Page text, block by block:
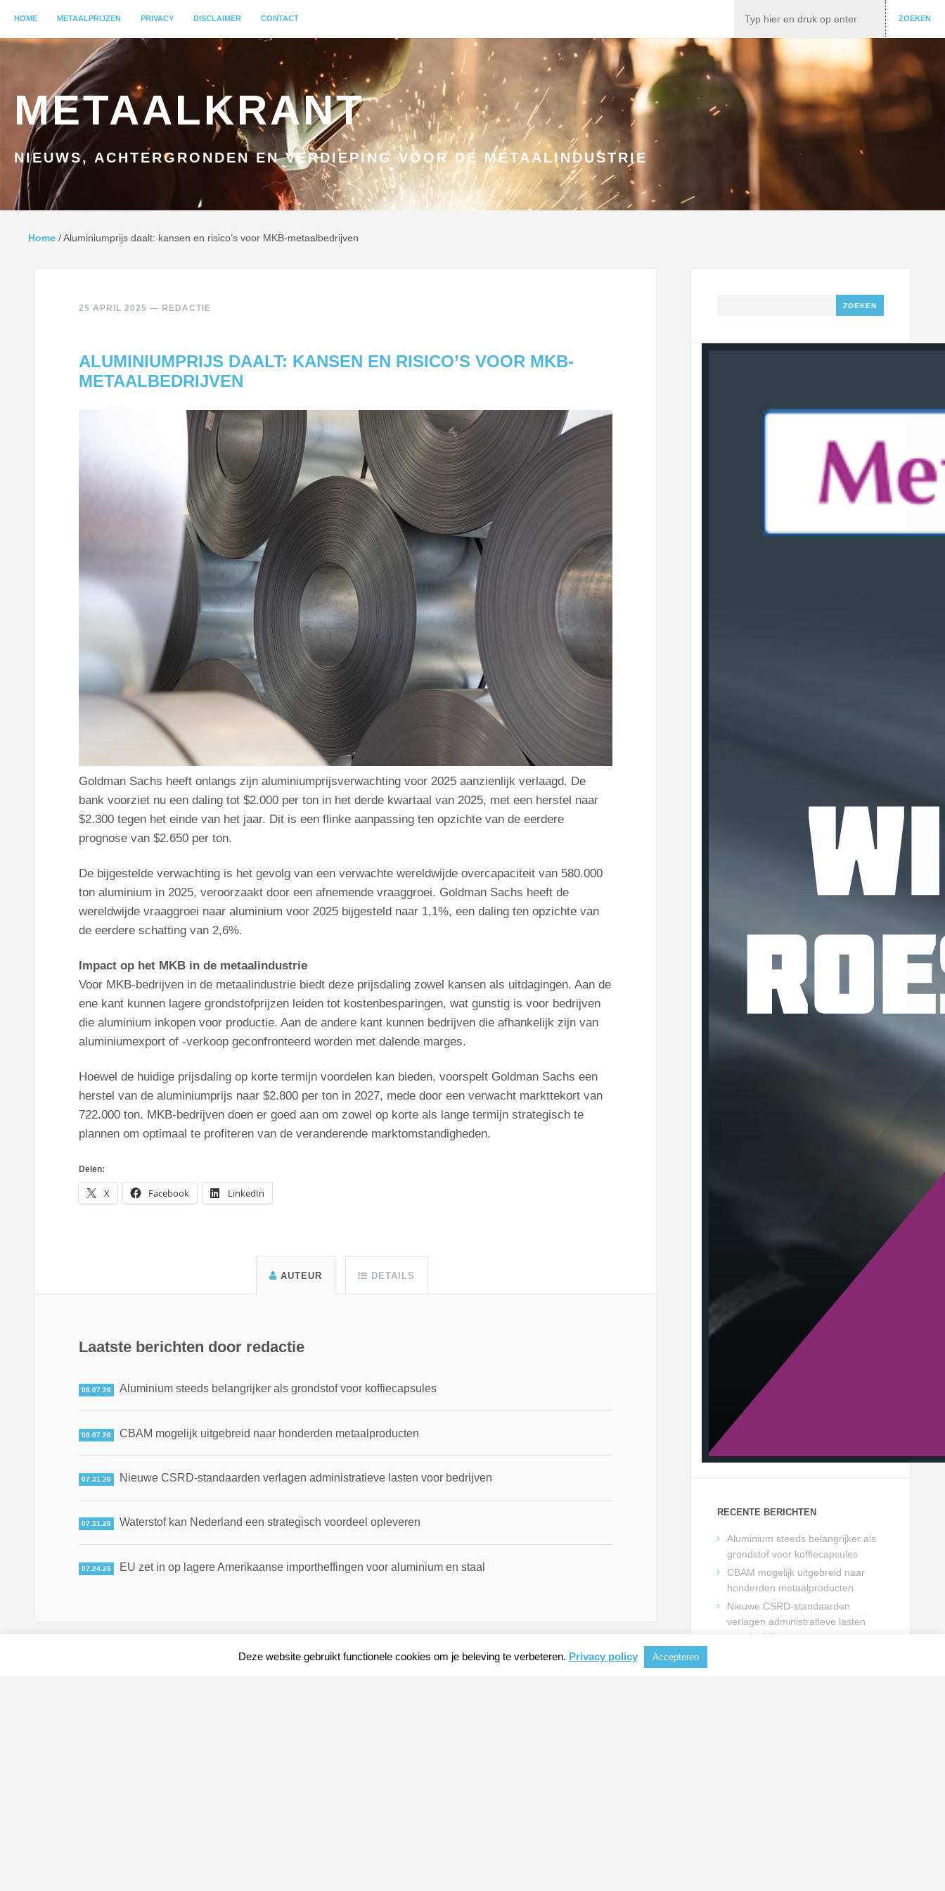
GA NAAR INHOUD
HOME METAALPRIJZEN PRIVACY DISCLAIMER CONTACT ZOEKEN
METAALKRANT
NIEUWS, ACHTERGRONDEN EN VERDIEPING VOOR DE METAALINDUSTRIE
Home /Aluminiumprijs daalt: kansen en risico’s voor MKB-metaalbedrijven
25 APRIL 2025 — REDACTIE
ALUMINIUMPRIJS DAALT: KANSEN EN RISICO’S VOOR MKB-
METAALBEDRIJVEN
Goldman Sachs heeft onlangs zijn aluminiumprijsverwachting voor 2025 aanzienlijk verlaagd. De
bank voorziet nu een daling tot $2.000 per ton in het derde kwartaal van 2025, met een herstel naar
$2.300 tegen het einde van het jaar. Dit is een flinke aanpassing ten opzichte van de eerdere
prognose van $2.650 per ton.
De bijgestelde verwachting is het gevolg van een verwachte wereldwijde overcapaciteit van 580.000
ton aluminium in 2025, veroorzaakt door een afnemende vraaggroei. Goldman Sachs heeft de
wereldwijde vraaggroei naar aluminium voor 2025 bijgesteld naar 1,1%, een daling ten opzichte van
de eerdere schatting van 2,6%.
Impact op het MKB in de metaalindustrie
Voor MKB-bedrijven in de metaalindustrie biedt deze prijsdaling zowel kansen als uitdagingen. Aan de
ene kant kunnen lagere grondstofprijzen leiden tot kostenbesparingen, wat gunstig is voor bedrijven
die aluminium inkopen voor productie. Aan de andere kant kunnen bedrijven die afhankelijk zijn van
aluminiumexport of -verkoop geconfronteerd worden met dalende marges.
Hoewel de huidige prijsdaling op korte termijn voordelen kan bieden, voorspelt Goldman Sachs een
herstel van de aluminiumprijs naar $2.800 per ton in 2027, mede door een verwacht markttekort van
722.000 ton. MKB-bedrijven doen er goed aan om zowel op korte als lange termijn strategisch te
plannen om optimaal te profiteren van de veranderende marktomstandigheden.
Delen:
X Facebook LinkedIn
AUTEUR DETAILS
Laatste berichten door redactie
08.07.26 Aluminium steeds belangrijker als grondstof voor koffiecapsules
08.07.26 CBAM mogelijk uitgebreid naar honderden metaalproducten
07.31.26 Nieuwe CSRD-standaarden verlagen administratieve lasten voor bedrijven
07.31.26 Waterstof kan Nederland een strategisch voordeel opleveren
07.24.26 EU zet in op lagere Amerikaanse importheffingen voor aluminium en staal
RECENTE BERICHTEN
Aluminium steeds belangrijker als
grondstof voor koffiecapsules
CBAM mogelijk uitgebreid naar
honderden metaalproducten
Nieuwe CSRD-standaarden
verlagen administratieve lasten
voor bedrijven
Deze website gebruikt functionele cookies om je beleving te verbeteren. Privacy policy Accepteren